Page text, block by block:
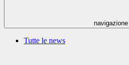
navigazione
Tutte le news